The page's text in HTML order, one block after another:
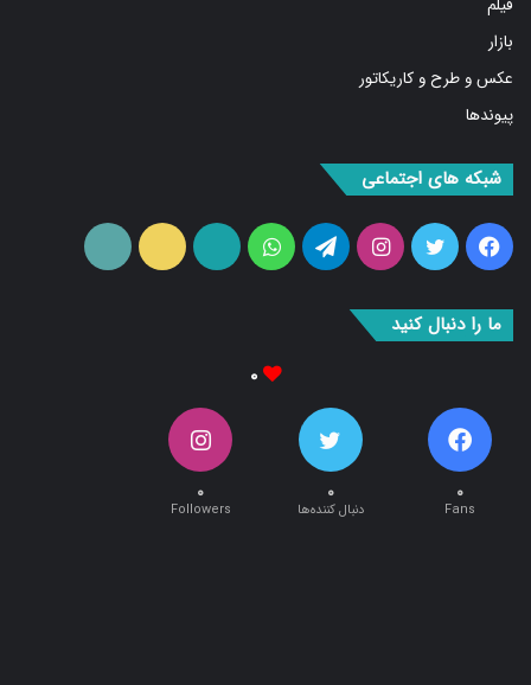
بازار
عکس و طرح و کاریکاتور
پیوندها
فیس
بوک
توییتراینستاگرامتلگرامواتس
آپ
آپارات ایتا
۰ ۰ ۰